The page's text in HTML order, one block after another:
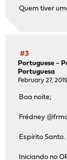
Quem tiver
#3
Portuguese -
Portuguesa
February 27,
Boa noite;
Frédney
Espírito Santo.
Iniciando no